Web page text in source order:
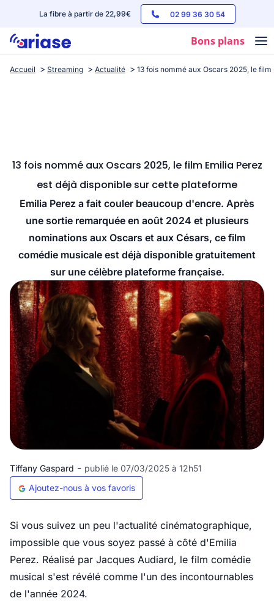
La fibre à partir de 22,99€ 02 99 36 30 54
Bons plans
Box internet
Streaming
Accueil Streaming Actualité 13 fois nommé aux Oscars 2025, le
13 fois nommé aux Oscars 2025, le film Emilia Perez
est déjà disponible sur cette plateforme
Emilia Perez a fait couler beaucoup d'encre. Après
une sortie remarquée en août 2024 et plusieurs
nominations aux Oscars et aux Césars, ce film
comédie musicale est déjà disponible gratuitement
sur une célèbre plateforme française.
Tiffany Gaspard - publié le 07/03/2025 à 12h51
Ajoutez-nous à vos favoris
Si vous suivez un peu l'actualité cinématographique,
impossible que vous soyez passé à côté d'Emilia
Perez. Réalisé par Jacques Audiard, le film comédie
musical s'est révélé comme l'un des incontournables
de l'année 2024.